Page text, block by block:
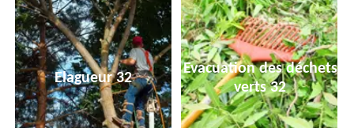
Elagueur 32
Evacuation des déchets
verts 32